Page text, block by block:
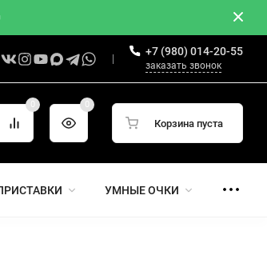
+7 (980) 014-20-55
заказать звонок
0 0
Корзина пуста
УМНЫЕ ОЧКИ